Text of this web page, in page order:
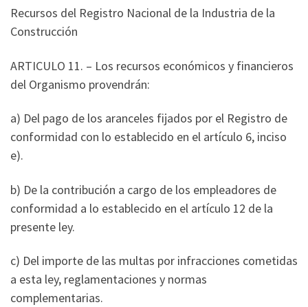
Recursos del Registro Nacional de la Industria de la
Construcción
ARTICULO 11. – Los recursos económicos y financieros
del Organismo provendrán:
a) Del pago de los aranceles fijados por el Registro de
conformidad con lo establecido en el artículo 6, inciso
e).
b) De la contribución a cargo de los empleadores de
conformidad a lo establecido en el artículo 12 de la
presente ley.
c) Del importe de las multas por infracciones cometidas
a esta ley, reglamentaciones y normas
complementarias.